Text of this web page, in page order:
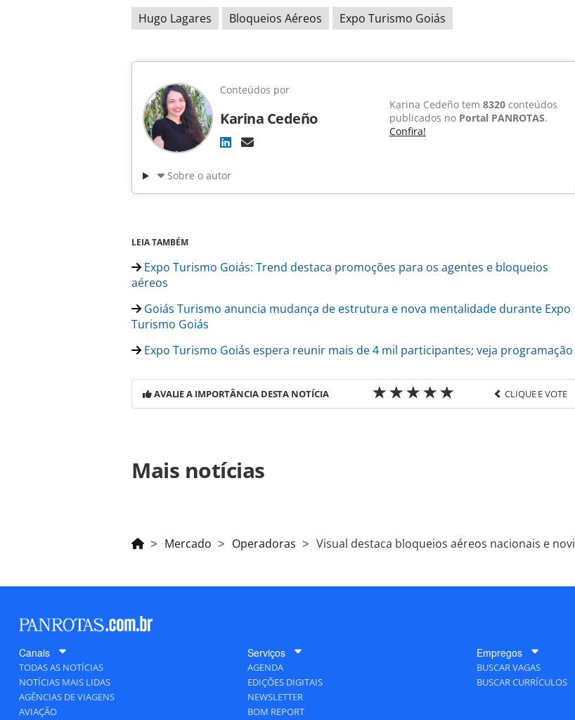
Hugo Lagares Bloqueios Aéreos Expo Turismo Goiás
Conteúdos por
Karina Cedeño
Karina Cedeño tem 8320 conteúdos
publicados no Portal PANROTAS.
Confira!
Sobre o autor
LEIA TAMBÉM
Expo Turismo Goiás: Trend destaca promoções para os agentes e bloqueios
aéreos
Goiás Turismo anuncia mudança de estrutura e nova mentalidade durante Expo
Turismo Goiás
Expo Turismo Goiás espera reunir mais de 4 mil participantes; veja programação
AVALIE A IMPORTÂNCIA DESTA NOTÍCIA CLIQUE E VOTE
https://www.panrotas.com.br/mercado/operadoras/2025/07/visual-destaca-bloqueios-
aereos-nacionais-e-novidades-na-expo-turismo-goias_219202.html ou as ferramentas
Mais notícias
globais de viagens corporativas em
roadshow